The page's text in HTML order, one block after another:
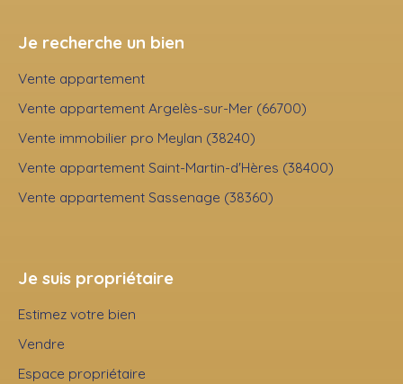
Je recherche un bien
Vente appartement
Vente appartement Argelès-sur-Mer (66700)
Vente immobilier pro Meylan (38240)
Vente appartement Saint-Martin-d'Hères (38400)
Vente appartement Sassenage (38360)
Je suis propriétaire
Estimez votre bien
Vendre
Espace propriétaire